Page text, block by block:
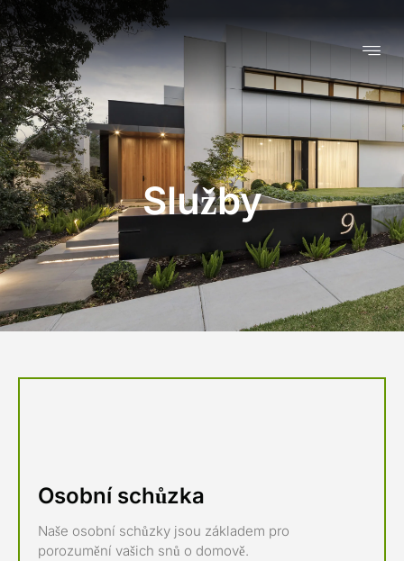
Služby
Osobní schůzka
Naše osobní schůzky jsou základem pro
porozumění vašich snů o domově.